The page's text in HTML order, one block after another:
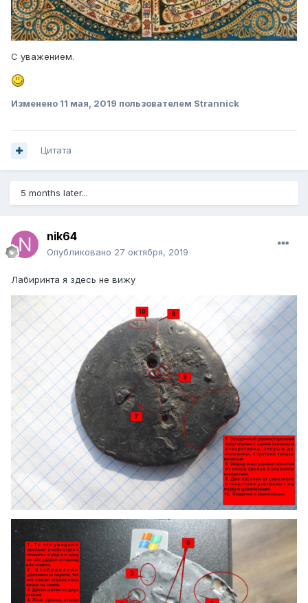
С уважением.
Изменено 11 мая, 2019 пользователем Strannick
Цитата
5 months later...
nik64
Опубликовано 27 октября, 2019
Лабиринта я здесь не вижу